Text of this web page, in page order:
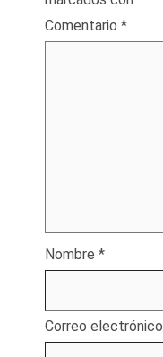
Comentario *
Nombre *
Correo electrónico